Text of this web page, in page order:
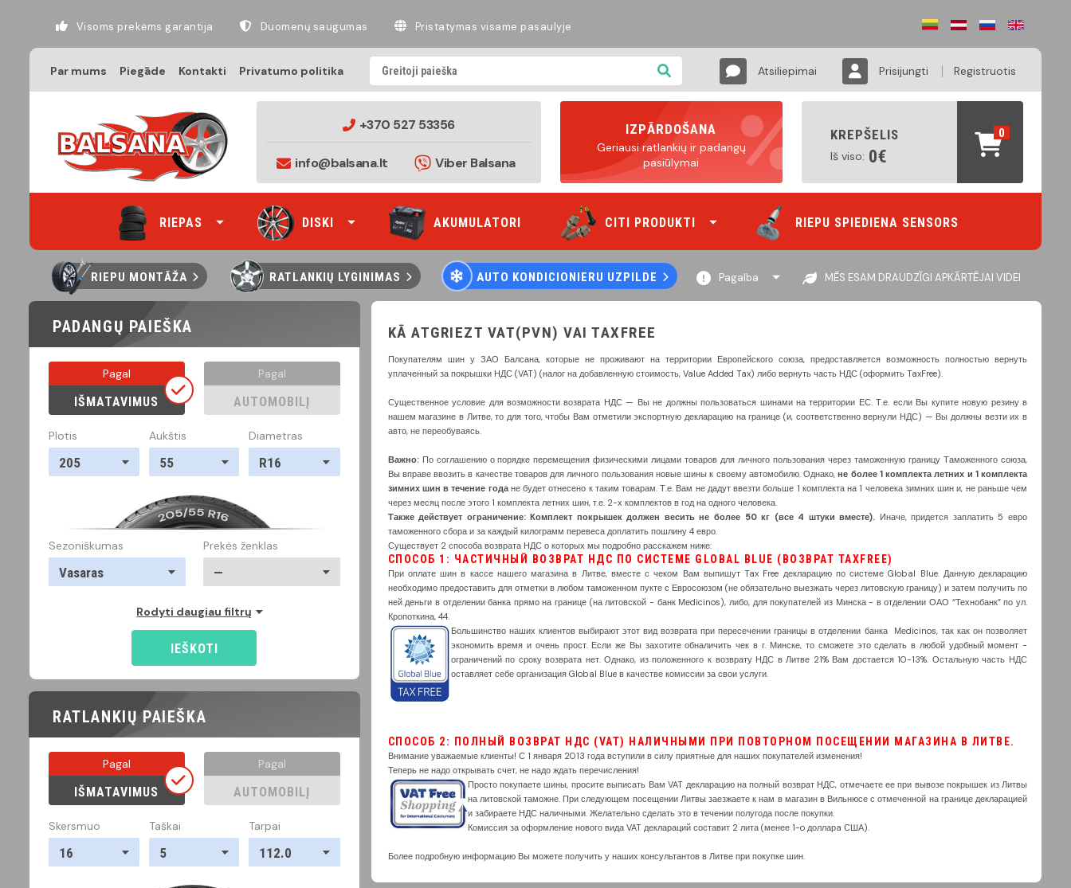
Visoms prekėms garantija Duomenų saugumas Pristatymas visame pasaulyje
Par mums Piegāde Kontakti Privatumo politika Atsiliepimai Prisijungti Registruotis
+370 527 53356
info@balsana.lt Viber Balsana
IZPĀRDOŠANA
Geriausi ratlankių ir padangų
pasiūlymai
KREPŠELIS
Iš viso: 0€
0
RIEPAS DISKI AKUMULATORI CITI PRODUKTI RIEPU SPIEDIENA SENSORS
RIEPU MONTĀŽA RATLANKIŲ LYGINIMAS AUTO KONDICIONIERU UZPILDE Pagalba MĒS ESAM DRAUDZĪGI APKĀRTĒJAI VIDEI
PADANGŲ PAIEŠKA
Pagal
IŠMATAVIMUS
Pagal
AUTOMOBILĮ
Plotis
205
Aukštis
55
Diametras
R16
Sezoniškumas
Vasaras
Prekės ženklas
—
Rodyti daugiau filtrų
IEŠKOTI
RATLANKIŲ PAIEŠKA
Pagal
IŠMATAVIMUS
Pagal
AUTOMOBILĮ
Skersmuo
16
Taškai
5
Tarpai
112.0
KĀ ATGRIEZT VAT(PVN) VAI TAXFREE
Покупателям шин у ЗАО Балсана, которые не проживают на территории Европейского союза, предоставляется возможность полностью вернуть
уплаченный за покрышки НДС (VAT) (налог на добавленную стоимость, Value Added Tax) либо вернуть часть НДС (оформить TaxFree).
Существенное условие для возможности возврата НДС — Вы не должны пользоваться шинами на территории ЕС. Т.е. если Вы купите новую резину в
нашем магазине в Литве, то для того, чтобы Вам отметили экспортную декларацию на границе (и, соответственно вернули НДС) — Вы должны везти их в
авто, не переобуваясь.
Важно: По соглашению о порядке перемещения физическими лицами товаров для личного пользования через таможенную границу Таможенного союза,
Вы вправе ввозить в качестве товаров для личного пользования новые шины к своему автомобилю. Однако,не более 1 комплекта летних и 1 комплекта
зимних шин в течение годане будет отнесено к таким товарам. Т.е. Вам не дадут ввезти больше 1 комплекта на 1 человека зимних шин и, не раньше чем
через месяц после этого 1 комплекта летних шин, т.е. 2-х комплектов в год на одного человека.
Также действует ограничение: Комплект покрышек должен весить не более 50 кг (все 4 штуки вместе). Иначе, придется заплатить 5 евро
таможенного сбора и за каждый килограмм перевеса доплатить пошлину 4 евро.
Существует 2 способа возврата НДС о которых мы подробно расскажем ниже:
СПОСОБ 1: ЧАСТИЧНЫЙ ВОЗВРАТ НДС ПО СИСТЕМЕ GLOBAL BLUE (ВОЗВРАТ TAXFREE)
При оплате шин в кассе нашего магазина в Литве, вместе с чеком Вам выпишут Tax Free декларацию по системе Global Blue. Данную декларацию
необходимо предоставить для отметки в любом таможенном пукте с Евросоюзом (не обязательно выезжать через литовскую границу) и затем получить по
ней деньги в отделении банка прямо на границе (на литовской - банк Меdicinos), либо, для покупателей из Минска - в отделении ОАО “Технобанк” по ул.
Кропоткина, 44.
Большинство наших клиентов выбирают этот вид возврата при пересечении границы в отделении банка Меdicinos, так как он позволяет
экономить время и очень прост. Если же Вы захотите обналичить чек в г. Минске, то сможете это сделать в любой удобный момент -
ограничений по сроку возврата нет. Однако, из положенного к возврату НДС в Литве 21% Вам достается 10-13%. Остальную часть НДС
оставляет себе организация Global Blue в качестве комиссии за свои услуги.
СПОСОБ 2: ПОЛНЫЙ ВОЗВРАТ НДС (VAT) НАЛИЧНЫМИ ПРИ ПОВТОРНОМ ПОСЕЩЕНИИ МАГАЗИНА В ЛИТВЕ.
Внимание уважаемые клиенты! С 1 января 2013 года вступили в силу приятные для наших покупателей изменения!
Теперь не надо открывать счет, не надо ждать перечисления!
Просто покупаете шины, просите выписать Вам VAT декларацию на полный возврат НДС, отмечаете ее при вывозе покрышек из Литвы
на литовской таможне. При следующем посещении Литвы заезжаете к нам в магазин в Вильнюсе с отмеченной на границе декларацией
и забираете НДС наличными. Желательно сделать это в течении полугода после покупки.
Комиссия за оформление нового вида VAT деклараций составит 2 лита (менее 1-o долларa США).
Более подробную информацию Вы можете получить у наших консультантов в Литве при покупке шин.